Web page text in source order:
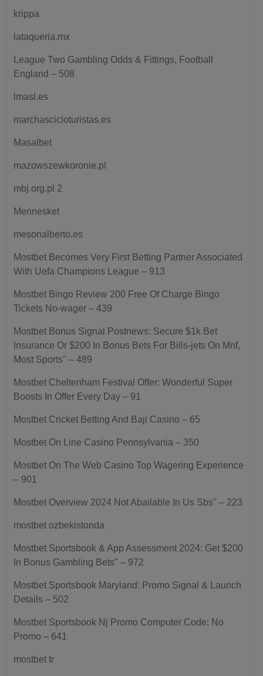
krippa
lataqueria.mx
League Two Gambling Odds & Fittings, Football
England – 508
lmasl.es
marchascicloturistas.es
Masalbet
mazowszewkoronie.pl
mbj.org.pl 2
Mennesket
mesonalberto.es
Mostbet Becomes Very First Betting Partner Associated
With Uefa Champions League – 913
Mostbet Bingo Review 200 Free Of Charge Bingo
Tickets No-wager – 439
Mostbet Bonus Signal Postnews: Secure $1k Bet
Insurance Or $200 In Bonus Bets For Bills-jets On Mnf,
Most Sports" – 489
Mostbet Cheltenham Festival Offer: Wonderful Super
Boosts In Offer Every Day – 91
Mostbet Cricket Betting And Baji Casino – 65
Mostbet On Line Casino Pennsylvania – 350
Mostbet On The Web Casino Top Wagering Experience
– 901
Mostbet Overview 2024 Not Abailable In Us Sbs" – 223
mostbet ozbekistonda
Mostbet Sportsbook & App Assessment 2024: Get $200
In Bonus Gambling Bets" – 972
Mostbet Sportsbook Maryland: Promo Signal & Launch
Details – 502
Mostbet Sportsbook Nj Promo Computer Code: No
Promo – 641
mostbet tr